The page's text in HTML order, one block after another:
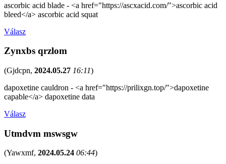
ascorbic acid blade - <a href="https://ascxacid.com/">ascorbic acid
bleed</a> ascorbic acid squat
Válasz
Zynxbs qrzlom
(Gjdcpn, 2024.05.27 16:11)
dapoxetine cauldron - <a href="https://prilixgn.top/">dapoxetine
capable</a> dapoxetine data
Válasz
Utmdvm mswsgw
(Yawxmf, 2024.05.24 06:44)